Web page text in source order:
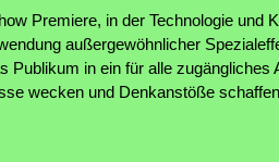
Premiere, in der Technologie und
außergewöhnlicher
Publikum in ein für alle zugängliches
wecken und Denkanstöße